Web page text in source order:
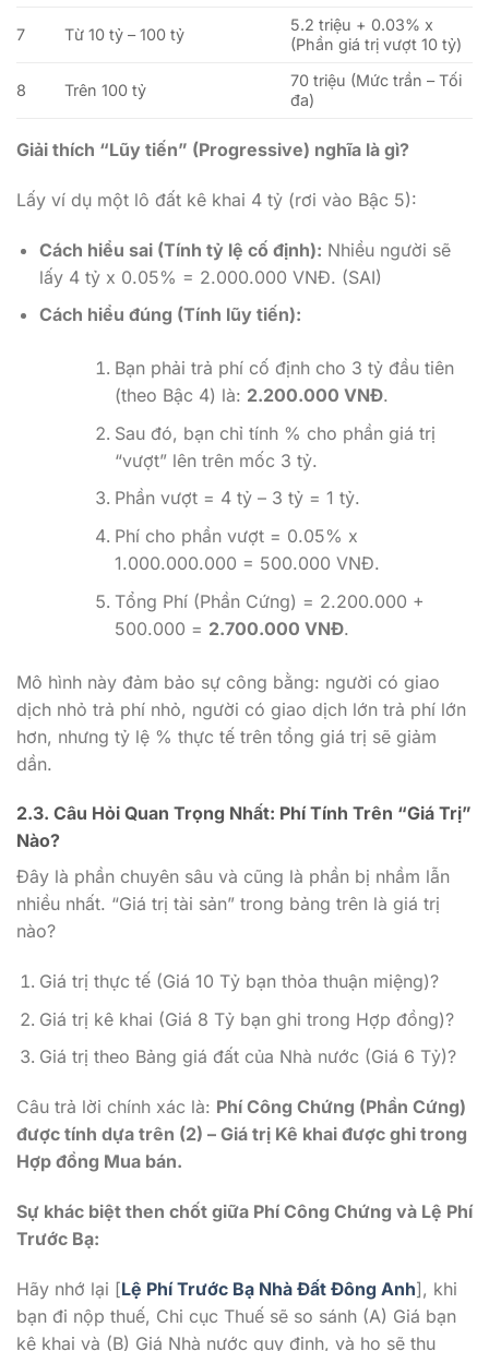
7 Từ 10 tỷ – 100 tỷ
5.2 triệu + 0.03% x
(Phần giá trị vượt 10 tỷ)
8 Trên 100 tỷ
70 triệu (Mức trần – Tối
đa)
Giải thích “Lũy tiến” (Progressive) nghĩa là gì?
Lấy ví dụ một lô đất kê khai 4 tỷ (rơi vào Bậc 5):
Cách hiểu sai (Tính tỷ lệ cố định): Nhiều người sẽ
lấy 4 tỷ x 0.05% = 2.000.000 VNĐ. (SAI)
Cách hiểu đúng (Tính lũy tiến):
Bạn phải trả phí cố định cho 3 tỷ đầu tiên
(theo Bậc 4) là: 2.200.000 VNĐ.
Sau đó, bạn chỉ tính % cho phần giá trị
“vượt” lên trên mốc 3 tỷ.
Phần vượt = 4 tỷ – 3 tỷ = 1 tỷ.
Phí cho phần vượt = 0.05% x
1.000.000.000 = 500.000 VNĐ.
Tổng Phí (Phần Cứng) = 2.200.000 +
500.000 = 2.700.000 VNĐ.
Mô hình này đảm bảo sự công bằng: người có giao
dịch nhỏ trả phí nhỏ, người có giao dịch lớn trả phí lớn
hơn, nhưng tỷ lệ % thực tế trên tổng giá trị sẽ giảm
dần.
2.3. Câu Hỏi Quan Trọng Nhất: Phí Tính Trên “Giá Trị”
Nào?
Đây là phần chuyên sâu và cũng là phần bị nhầm lẫn
nhiều nhất. “Giá trị tài sản” trong bảng trên là giá trị
nào?
Giá trị thực tế (Giá 10 Tỷ bạn thỏa thuận miệng)?
Giá trị kê khai (Giá 8 Tỷ bạn ghi trong Hợp đồng)?
Giá trị theo Bảng giá đất của Nhà nước (Giá 6 Tỷ)?
Câu trả lời chính xác là: Phí Công Chứng (Phần Cứng)
được tính dựa trên (2) – Giá trị Kê khai được ghi trong
Hợp đồng Mua bán.
Sự khác biệt then chốt giữa Phí Công Chứng và Lệ Phí
Trước Bạ:
Hãy nhớ lại [Lệ Phí Trước Bạ Nhà Đất Đông Anh], khi
bạn đi nộp thuế, Chi cục Thuế sẽ so sánh (A) Giá bạn
kê khai và (B) Giá Nhà nước quy định, và họ sẽ thu